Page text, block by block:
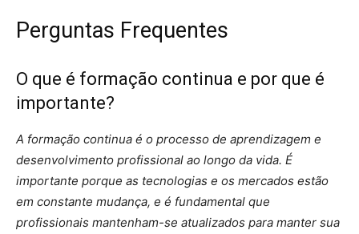
Perguntas Frequentes
O que é formação continua e por que é
importante?
A formação continua é o processo de aprendizagem e
desenvolvimento profissional ao longo da vida. É
importante porque as tecnologias e os mercados estão
em constante mudança, e é fundamental que
profissionais mantenham-se atualizados para manter sua